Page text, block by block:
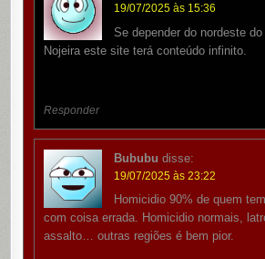
19/07/2025 às 15:36
Se depender do nordeste
Nojeira este site terá conteúdo infinito.
Responder
Bububu disse:
19/07/2025 às 23:22
Homicidio 90% de quem
com coisa errada. Homicidio normais,
assalto… outras regiões é bem pior.